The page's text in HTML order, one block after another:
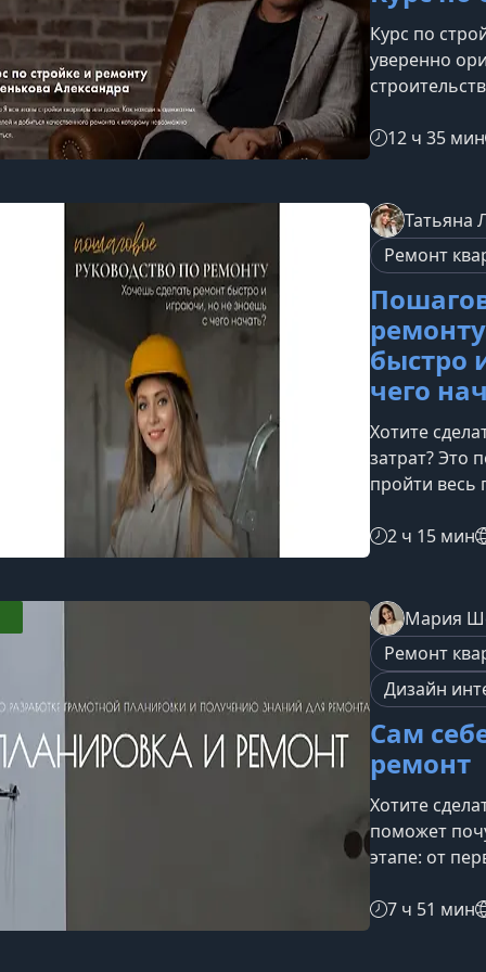
Курс по
уверенно
ошибок,
занятий
полный цикл
идеальной
12 ч 35 мин
Татьяна
Ремонт
быстро
чего
Хотите
затрат? Это
пройти
уверенно,
пошаговый
бюджет и
чтобы вы
и двигаться
2 ч 15 мин
Мария
Ремонт
Дизайн
Сам
ремонт
Хотите
поможет
этапе: от
общения с
научитесь
7 ч 51 мин